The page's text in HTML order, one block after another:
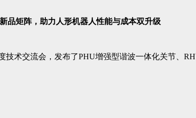
品矩阵，助力人形机器人性能与成本双升级
技术交流会， 发布了PHU增强型谐波一体化关节、